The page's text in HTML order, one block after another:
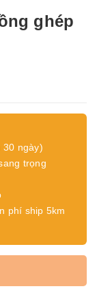
ghép
30 ngày)
trọng
phí ship 5km